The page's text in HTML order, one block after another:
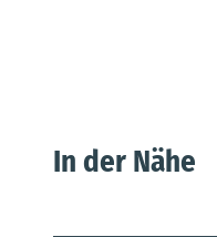
In der Nähe